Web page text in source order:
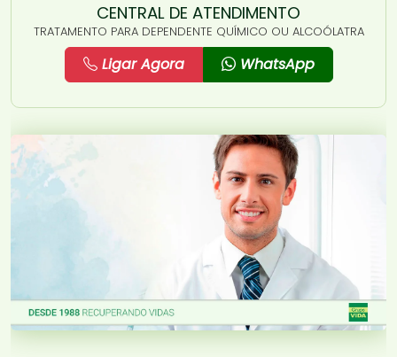
CENTRAL DE ATENDIMENTO
TRATAMENTO PARA DEPENDENTE QUÍMICO OU ALCOÓLATRA
Ligar Agora WhatsApp